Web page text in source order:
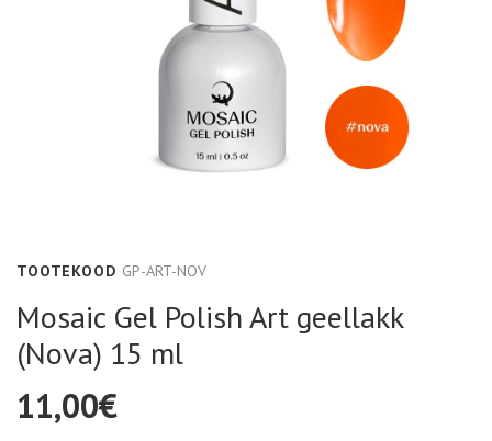
TOOTEKOOD GP-ART-NOV
Mosaic Gel Polish Art geellakk
(Nova) 15 ml
11,00€
Geelid aksessuaaridele
Bling glittergeel
One stroke Art Geelid
Neoon One stroke Art geelid
Metallist kaunistused
Stardust sädelused
Polycolor akrüülvärvid